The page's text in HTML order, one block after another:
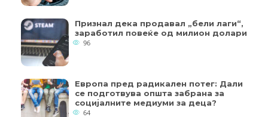
Признал дека продавал „бели лаги“,
заработил повеќе од милион долари
96
Европа пред радикален потег: Дали
се подготвува општа забрана за
социјалните медиуми за деца?
64